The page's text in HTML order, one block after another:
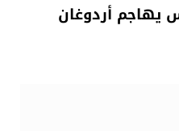
يهاجم أردوغان